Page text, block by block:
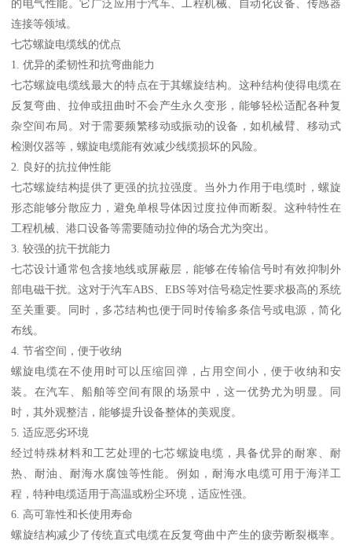
的电气性能。它广泛应用于汽车、工程机械、自动化设备、传感器
连接等领域。
七芯螺旋电缆线的优点
1. 优异的柔韧性和抗弯曲能力
七芯螺旋电缆线最大的特点在于其螺旋结构。这种结构使得电缆在
反复弯曲、拉伸或扭曲时不会产生永久变形，能够轻松适配各种复
杂空间布局。对于需要频繁移动或振动的设备，如机械臂、移动式
检测仪器等，螺旋电缆能有效减少线缆损坏的风险。
2. 良好的抗拉伸性能
七芯螺旋结构提供了更强的抗拉强度。当外力作用于电缆时，螺旋
形态能够分散应力，避免单根导体因过度拉伸而断裂。这种特性在
工程机械、港口设备等需要随动拉伸的场合尤为突出。
3. 较强的抗干扰能力
七芯设计通常包含接地线或屏蔽层，能够在传输信号时有效抑制外
部电磁干扰。这对于汽车ABS、EBS等对信号稳定性要求极高的系统
至关重要。同时，多芯结构也便于同时传输多条信号或电源，简化
布线。
4. 节省空间，便于收纳
螺旋电缆在不使用时可以压缩回弹，占用空间小，便于收纳和安
装。在汽车、船舶等空间有限的场景中，这一优势尤为明显。同
时，其外观整洁，能够提升设备整体的美观度。
5. 适应恶劣环境
经过特殊材料和工艺处理的七芯螺旋电缆，具备优异的耐寒、耐
热、耐油、耐海水腐蚀等性能。例如，耐海水电缆可用于海洋工
程，特种电缆适用于高温或粉尘环境，适应性强。
6. 高可靠性和长使用寿命
螺旋结构减少了传统直式电缆在反复弯曲中产生的疲劳断裂概率。